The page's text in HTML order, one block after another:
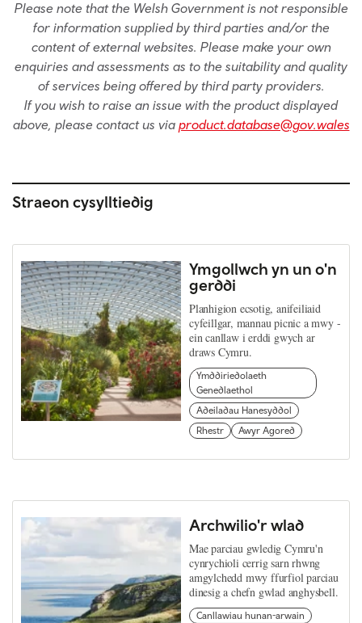
Please note that the Welsh Government is not responsible
for information supplied by third parties and/or the
content of external websites. Please make your own
enquiries and assessments as to the suitability and quality
of services being offered by third party providers.
If you wish to raise an issue with the product displayed
above, please contact us via product.database@gov.wales
Straeon cysylltiedig
Ymgollwch yn un o'n
gerddi
Planhigion ecsotig, anifeiliaid
cyfeillgar, mannau picnic a mwy -
ein canllaw i erddi gwych ar
draws Cymru.
Ymddiriedolaeth
Genedlaethol
Adeiladau Hanesyddol
Rhestr
Awyr Agored
Archwilio'r wlad
Mae parciau gwledig Cymru'n
cynrychioli cerrig sarn rhwng
amgylchedd mwy ffurfiol parciau
dinesig a chefn gwlad anghysbell.
Canllawiau hunan-arwain